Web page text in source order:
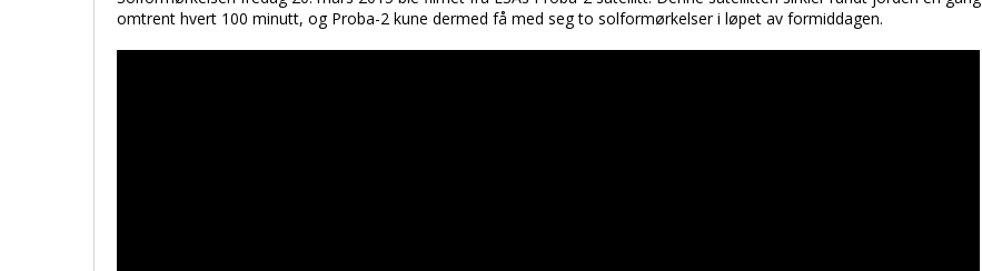
omtrent hvert 100 minutt, og Proba-2 kune dermed få med seg to solformørkelser i løpet av formiddagen.